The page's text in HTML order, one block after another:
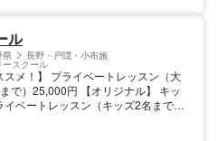
ル
県 長野・戸隠・小布施
ースクール
スメ！】 プライベートレッスン（大
で）25,000円 【オリジナル】 キッ
イベートレッスン（キッズ2名まで）